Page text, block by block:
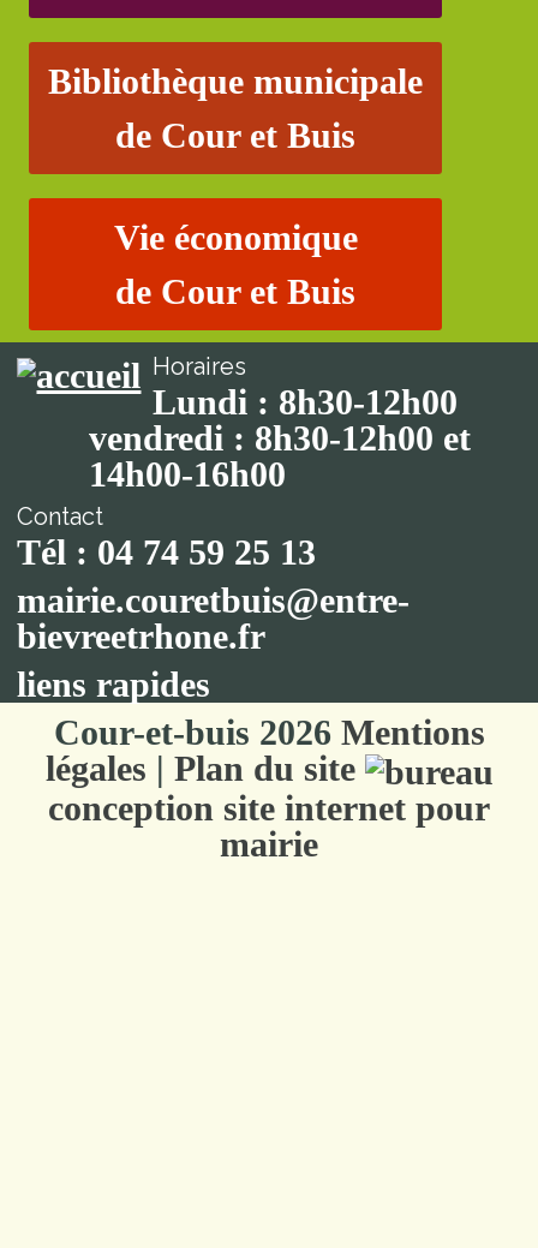
Bibliothèque municipale
de Cour et Buis
Vie économique
de Cour et Buis
Horaires
Lundi : 8h30-12h00
vendredi : 8h30-12h00 et
14h00-16h00
Contact
Tél : 04 74 59 25 13
mairie.couretbuis@entre-
bievreetrhone.fr
liens rapides
Cour-et-buis 2026 Mentions
légales | Plan du site
conception site internet pour
mairie